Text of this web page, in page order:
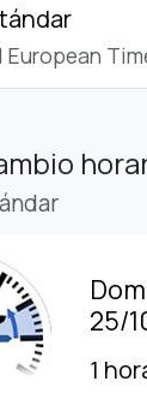
European
25/
1